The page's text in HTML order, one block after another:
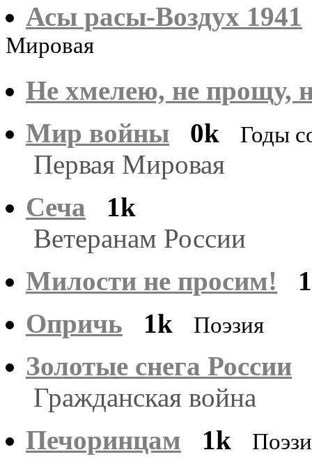
Асы расы-Воздух 1941
Мировая
Не хмелею, не прощу,
Мир войны
0k Годы
Первая Мировая
Сеча
1k
Ветеранам России
Милости не просим!
Опричь
1k Поэзия
Золотые снега России
Гражданская война
Печоринцам
1k